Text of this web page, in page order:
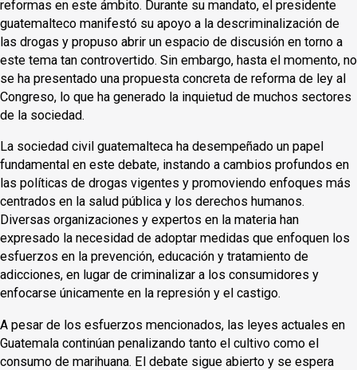
reformas en este ámbito. Durante su mandato, el presidente
guatemalteco manifestó su apoyo a la descriminalización de
las drogas y propuso abrir un espacio de discusión en torno a
este tema tan controvertido. Sin embargo, hasta el momento, no
se ha presentado una propuesta concreta de reforma de ley al
Congreso, lo que ha generado la inquietud de muchos sectores
de la sociedad.
La sociedad civil guatemalteca ha desempeñado un papel
fundamental en este debate, instando a cambios profundos en
las políticas de drogas vigentes y promoviendo enfoques más
centrados en la salud pública y los derechos humanos.
Diversas organizaciones y expertos en la materia han
expresado la necesidad de adoptar medidas que enfoquen los
esfuerzos en la prevención, educación y tratamiento de
adicciones, en lugar de criminalizar a los consumidores y
enfocarse únicamente en la represión y el castigo.
A pesar de los esfuerzos mencionados, las leyes actuales en
Guatemala continúan penalizando tanto el cultivo como el
consumo de marihuana. El debate sigue abierto y se espera